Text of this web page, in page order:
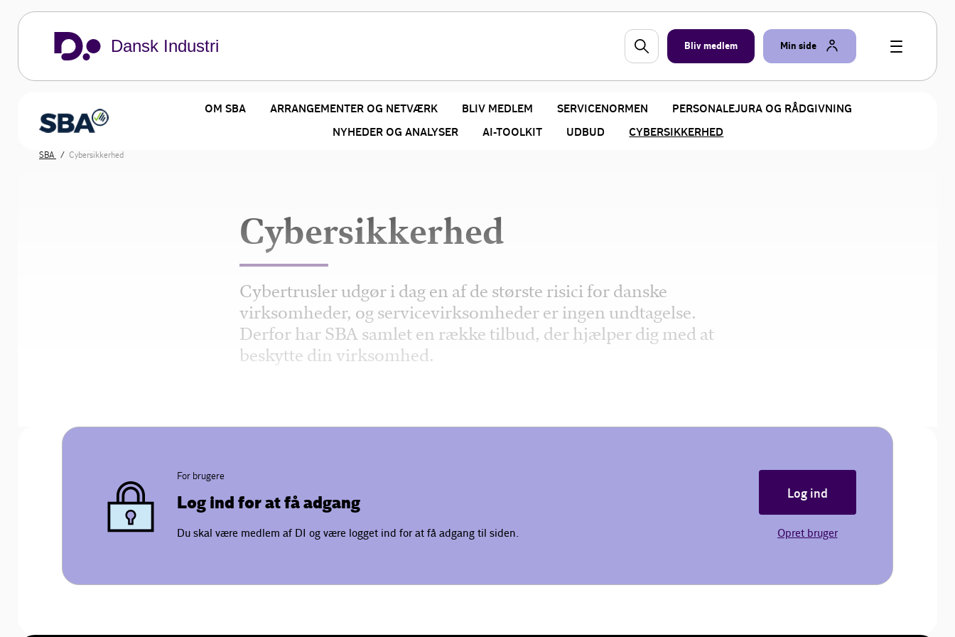
Dansk Industri Bliv medlem Min side
OM SBA ARRANGEMENTER OG NETVÆRK BLIV MEDLEM SERVICENORMEN
PERSONALEJURA OG RÅDGIVNING
NYHEDER OG ANALYSER
AI-TOOLKIT UDBUD CYBERSIKKERHED
SBA Cybersikkerhed
Cybersikkerhed
Cybertrusler udgør i dag en af de største risici for danske
virksomheder, og servicevirksomheder er ingen undtagelse.
Derfor har SBA samlet en række tilbud, der hjælper dig med at
beskytte din virksomhed.
For brugere
Log ind for at få adgang
Du skal være medlem af DI og være logget ind for at få adgang til siden.
Log ind
Opret bruger